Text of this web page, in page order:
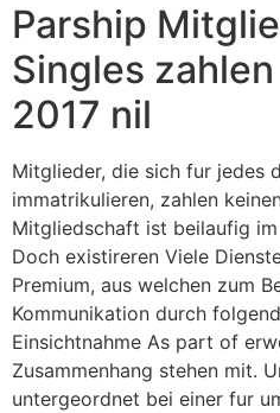
Parship
Singles
2017 nil
Mitglieder, die sich fur jedes
immatrikulieren, zahlen
Mitgliedschaft ist beilaufig
Doch existireren Viele
Premium, aus welchen zum
Kommunikation durch
Einsichtnahme As part of
Zusammenhang stehen mit.
untergeordnet bei einer fur